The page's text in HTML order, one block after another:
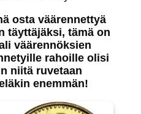
osta väärennettyä
täyttäjäksi, tämä on
väärennöksien
rahoille olisi
niitä ruvetaan
enemmän!